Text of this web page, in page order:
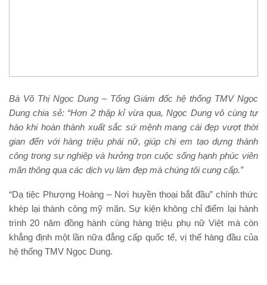
Bà Võ Thị Ngọc Dung – Tổng Giám đốc hệ thống TMV Ngọc
Dung chia sẻ: “Hơn 2 thập kỉ vừa qua, Ngọc Dung vô cùng tự
hào khi hoàn thành xuất sắc sứ mệnh mang cái đẹp vượt thời
gian đến với hàng triệu phái nữ, giúp chị em tạo dựng thành
công trong sự nghiệp và hưởng trọn cuộc sống hạnh phúc viên
mãn thông qua các dịch vụ làm đẹp mà chúng tôi cung cấp.”
“Dạ tiệc Phượng Hoàng – Nơi huyền thoại bắt đầu” chính thức
khép lại thành công mỹ mãn. Sự kiện không chỉ điểm lại hành
trình 20 năm đồng hành cùng hàng triệu phụ nữ Việt mà còn
khẳng định một lần nữa đẳng cấp quốc tế, vị thế hàng đầu của
hệ thống TMV Ngọc Dung.